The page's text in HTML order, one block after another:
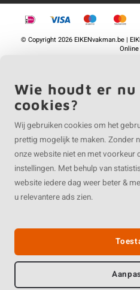
©Copyright2026 EIKENvakman.be |
Online
Wie houdt er
cookies?
Wij gebruiken cookies om het
prettig mogelijk te maken. Zonder
onze website niet en met voorkeur
instellingen. Met behulp van
website iedere dag weer beter &
u relevantere ads zien.